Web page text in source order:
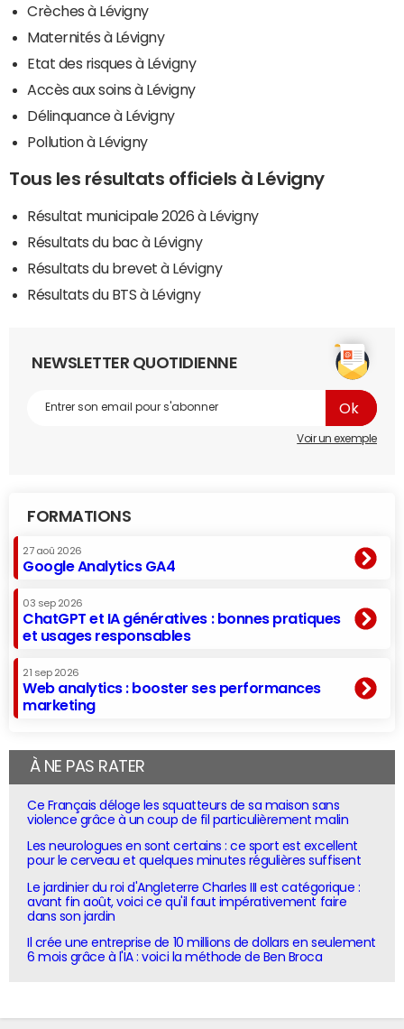
Crèches à Lévigny
Maternités à Lévigny
Etat des risques à Lévigny
Accès aux soins à Lévigny
Délinquance à Lévigny
Pollution à Lévigny
Tous les résultats officiels à Lévigny
Résultat municipale 2026 à Lévigny
Résultats du bac à Lévigny
Résultats du brevet à Lévigny
Résultats du BTS à Lévigny
NEWSLETTER QUOTIDIENNE
Voir un exemple
FORMATIONS
27 aoû 2026
Google Analytics GA4
03 sep 2026
ChatGPT et IA génératives : bonnes pratiques
et usages responsables
21 sep 2026
Web analytics : booster ses performances
marketing
À NE PAS RATER
Ce Français déloge les squatteurs de sa maison sans
violence grâce à un coup de fil particulièrement malin
Les neurologues en sont certains : ce sport est excellent
pour le cerveau et quelques minutes régulières suffisent
Le jardinier du roi d'Angleterre Charles III est catégorique :
avant fin août, voici ce qu'il faut impérativement faire
dans son jardin
Il crée une entreprise de 10 millions de dollars en seulement
6 mois grâce à l'IA : voici la méthode de Ben Broca